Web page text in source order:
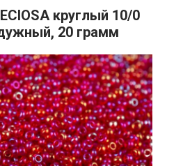
круглый 10/0
20 грамм